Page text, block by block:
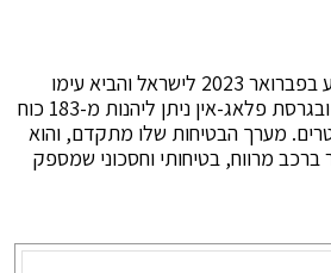
רכב השטח האולטימטיבי מבית היוצר של קיה. הדור השני של קיה נירו הגיע בפברואר 2023 לישראל והביא עימו
בשורה של שדרוג משמעותי לעומת הדור הראשון. הוא גדול ועוצמתי יותר ובגרסת פלאג-אין ניתן ליהנות מ-183 כוח
יותר עם טווח נסיעה ארוך במיוחד של כ-61 קילומטרים. מערך הבטיחות שלו מתקדם, והוא
מרווח, בטיחותי וחסכוני שמספק